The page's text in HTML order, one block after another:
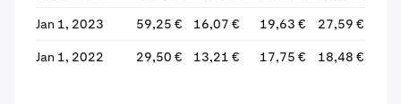
Jan 1, 2023 59,25 € 16,07 € 19,63 € 27,59 €
Jan 1, 2022 29,50 € 13,21 € 17,75 € 18,48 €